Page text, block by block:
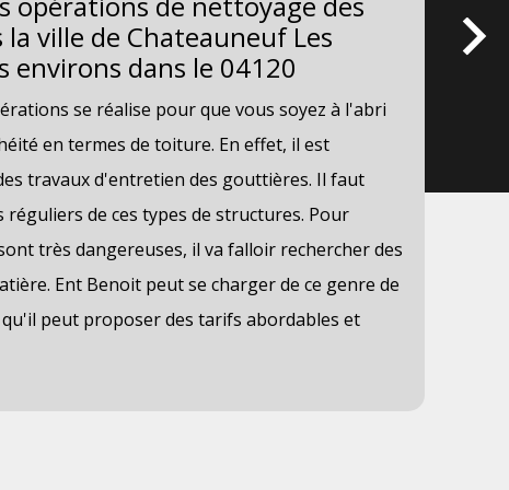
ville de Chateauneuf Les
environs dans le 04120
se réalise pour que vous soyez à l'abri
en termes de toiture. En effet, il est
travaux d'entretien des gouttières. Il faut
réguliers de ces types de structures. Pour
très dangereuses, il va falloir rechercher des
Ent Benoit peut se charger de ce genre de
peut proposer des tarifs abordables et